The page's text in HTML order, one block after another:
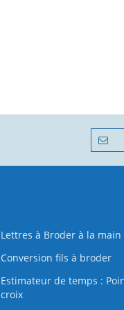
Lettres à Broder à la
Conversion fils à broder
Estimateur de temps :
croix